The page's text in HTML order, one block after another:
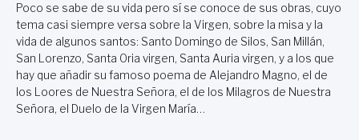
Poco se sabe de su vida pero sí se conoce de sus obras, cuyo
tema casi siempre versa sobre la Virgen, sobre la misa y la
vida de algunos santos: Santo Domingo de Silos, San Millán,
San Lorenzo, Santa Oria virgen, Santa Auria virgen, y a los que
hay que añadir su famoso poema de Alejandro Magno, el de
los Loores de Nuestra Señora, el de los Milagros de Nuestra
Señora, el Duelo de la Virgen María…